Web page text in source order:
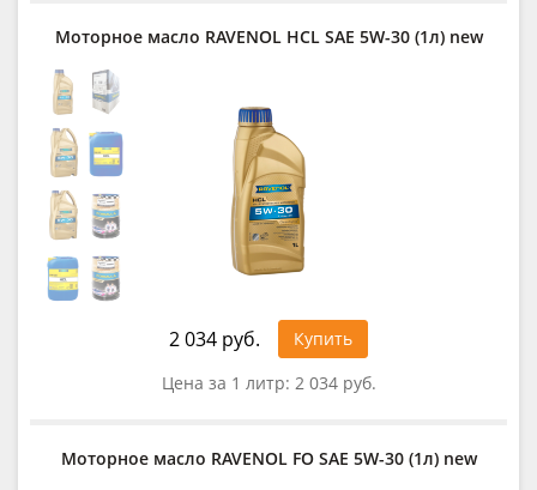
Моторное масло RAVENOL HCL SAE 5W-30 (1л) new
2 034 руб.
Купить
Цена за 1 литр: 2 034 руб.
Моторное масло RAVENOL FO SAE 5W-30 (1л) new